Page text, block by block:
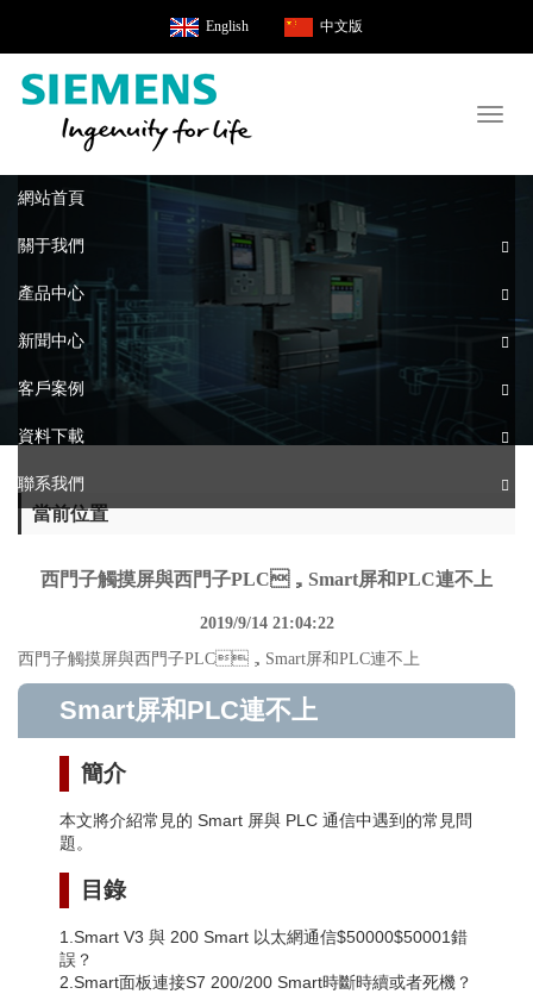
English 中文版
網站首頁
關于我們
產品中心
新聞中心
客戶案例
資料下載
聯系我們
當前位置
西門子觸摸屏與西門子PLC，Smart屏和PLC連不上
2019/9/14 21:04:22
西門子觸摸屏與西門子PLC，Smart屏和PLC連不上
Smart屏和PLC連不上
簡介
本文將介紹常見的 Smart 屏與 PLC 通信中遇到的常見問
題。
目錄
1.Smart V3 與 200 Smart 以太網通信$50000$50001錯
誤？
2.Smart面板連接S7 200/200 Smart時斷時續或者死機？